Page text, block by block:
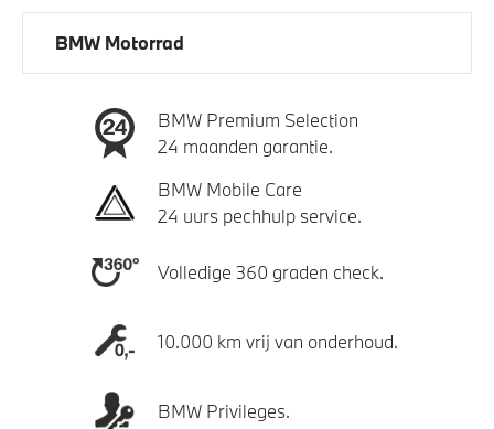
BMW Motorrad
BMW Premium Selection
24 maanden garantie.
BMW Mobile Care
24 uurs pechhulp service.
Volledige 360 graden check.
10.000 km vrij van onderhoud.
BMW Privileges.